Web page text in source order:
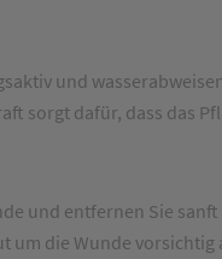
und
sorgt dafür, dass das
und entfernen Sie
um die Wunde vorsichtig